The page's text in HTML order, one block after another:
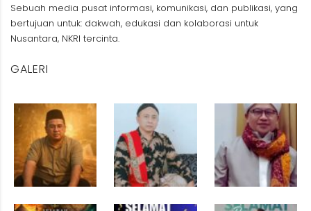
Sebuah media pusat informasi, komunikasi, dan publikasi, yang
bertujuan untuk: dakwah, edukasi dan kolaborasi untuk
Nusantara, NKRI tercinta.
GALERI